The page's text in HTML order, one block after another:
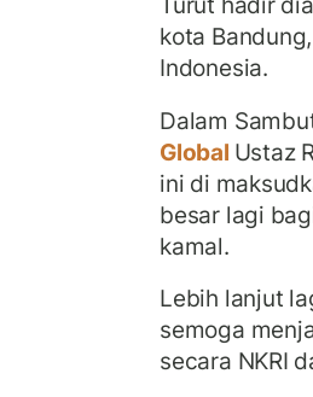
kota
Indonesia.
Dalam
Global Ustaz
ini di
besar lagi
kamal.
Lebih lanjut
semoga
secara NKRI